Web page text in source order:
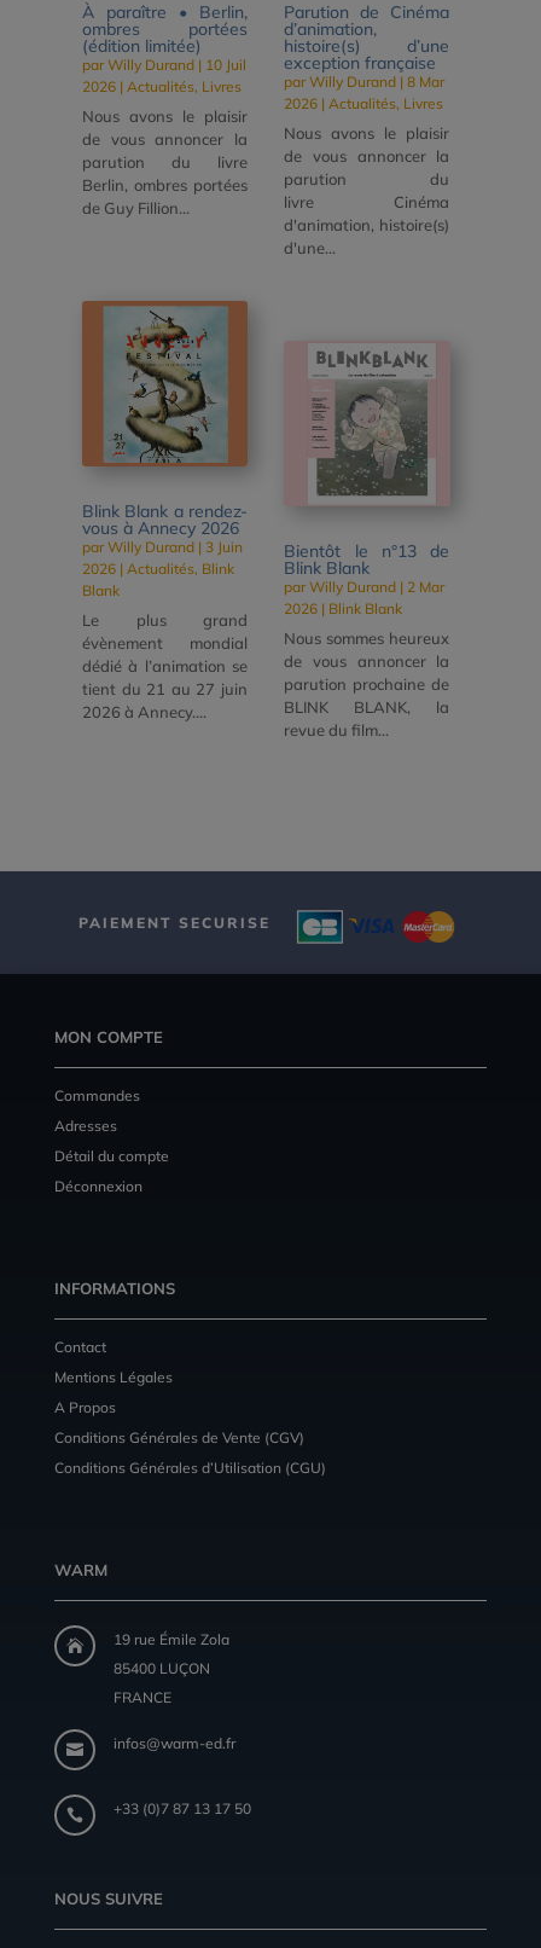
À paraître • Berlin,
ombres portées
(édition limitée)
parWilly Durand | 10 Juil
2026 |Actualités, Livres
Nous avons le plaisir
de vous annoncer la
parution du livre
Berlin, ombres portées
de Guy Fillion...
Blink Blank a rendez-
vous à Annecy 2026
parWilly Durand | 3 Juin
2026 |Actualités, Blink
Blank
Le plus grand
évènement mondial
dédié à l’animation se
tient du 21 au 27 juin
2026 à Annecy....
Parution de Cinéma
d’animation,
histoire(s) d’une
exception française
parWilly Durand |8 Mar
2026 |Actualités, Livres
Nous avons le plaisir
de vous annoncer la
parution du
livre Cinéma
d'animation, histoire(s)
d'une...
Bientôt le n°13 de
Blink Blank
parWilly Durand | 2 Mar
2026 | Blink Blank
Nous sommes heureux
de vous annoncer la
parution prochaine de
BLINK BLANK, la
revue du film...
PAIEMENT SECURISE
MON COMPTE
Commandes
Adresses
Détail du compte
Déconnexion
INFORMATIONS
Contact
Mentions Légales
A Propos
Conditions Générales de Vente (CGV)
Conditions Générales d’Utilisation (CGU)
WARM

19 rue Émile Zola
85400 LUÇON
FRANCE
 infos@warm-ed.fr
 +33 (0)7 87 13 17 50
NOUS SUIVRE